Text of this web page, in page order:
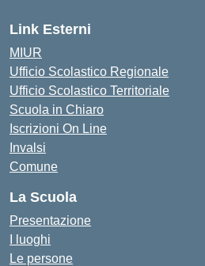
Link Esterni
MIUR
Ufficio Scolastico Regionale
Ufficio Scolastico Territoriale
Scuola in Chiaro
Iscrizioni On Line
Invalsi
Comune
La Scuola
Presentazione
I luoghi
Le persone